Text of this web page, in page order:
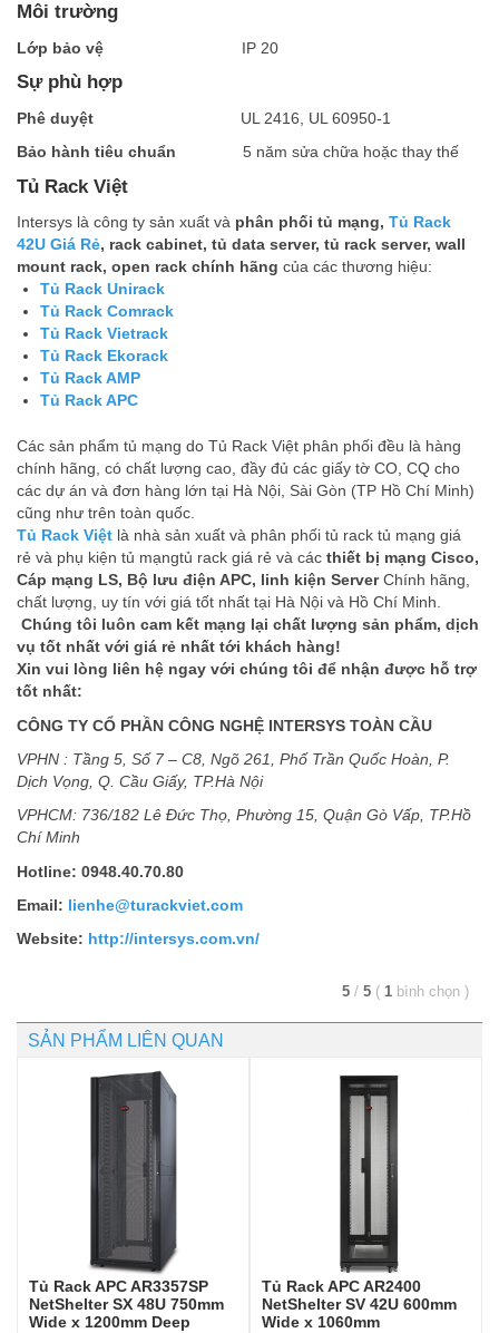
Môi trường
Lớp bảo vệ IP 20
Sự phù hợp
Phê duyệt UL 2416, UL 60950-1
Bảo hành tiêu chuẩn 5 năm sửa chữa hoặc thay thế
Tủ Rack Việt
Intersys là công ty sản xuất và phân phối tủ mạng, Tủ Rack
42U Giá Rẻ, rack cabinet, tủ data server, tủ rack server, wall
mount rack, open rack chính hãng của các thương hiệu:
Tủ Rack Unirack
Tủ Rack Comrack
Tủ Rack Vietrack
Tủ Rack Ekorack
Tủ Rack AMP
Tủ Rack APC
Các sản phẩm tủ mạng do Tủ Rack Việt phân phối đều là hàng
chính hãng, có chất lượng cao, đầy đủ các giấy tờ CO, CQ cho
các dự án và đơn hàng lớn tại Hà Nội, Sài Gòn (TP Hồ Chí Minh)
cũng như trên toàn quốc.
Tủ Rack Việt là nhà sản xuất và phân phối tủ rack tủ mạng giá
rẻ và phụ kiện tủ mạngtủ rack giá rẻ và các thiết bị mạng Cisco,
Cáp mạng LS, Bộ lưu điện APC, linh kiện ServerChính hãng,
chất lượng, uy tín với giá tốt nhất tại Hà Nội và Hồ Chí Minh.
Chúng tôi luôn cam kết mạng lại chất lượng sản phẩm, dịch
vụ tốt nhất với giá rẻ nhất tới khách hàng!
Xin vui lòng liên hệ ngay với chúng tôi để nhận được hỗ trợ
tốt nhất:
CÔNG TY CỔ PHẦN CÔNG NGHỆ INTERSYS TOÀN CẦU
VPHN : Tầng 5, Số 7 – C8, Ngõ 261, Phố Trần Quốc Hoàn, P.
Dịch Vọng, Q. Cầu Giấy, TP.Hà Nội
VPHCM: 736/182 Lê Đức Thọ, Phường 15, Quận Gò Vấp, TP.Hồ
Chí Minh
Hotline: 0948.40.70.80
Email: lienhe@turackviet.com
Website: http://intersys.com.vn/
5 / 5 ( 1 bình chọn )
SẢN PHẨM LIÊN QUAN
Tủ Rack APC AR3357SP
NetShelter SX 48U 750mm
Wide x 1200mm Deep
Tủ Rack APC AR2400
NetShelter SV 42U 600mm
Wide x 1060mm